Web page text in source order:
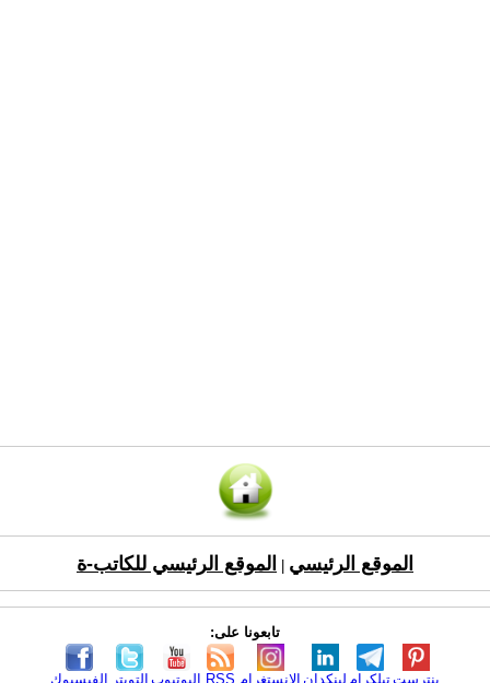
الموقع الرئيسي الموقع الرئيسي للكاتب-ة
تابعونا على:
الفيسبوك التويتر اليوتيوب RSS الانستغرام لينكدإن تيلكرامبنترست